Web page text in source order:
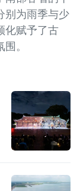
别为雨季与少
化赋予了古
。